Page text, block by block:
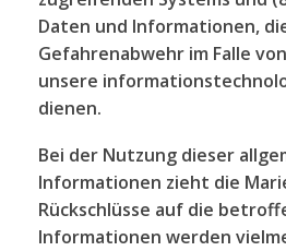
Daten und Informationen,
Gefahrenabwehr im Falle
unsere
dienen.
Bei der Nutzung dieser
Informationen zieht die
Rückschlüsse auf die
Informationen werden